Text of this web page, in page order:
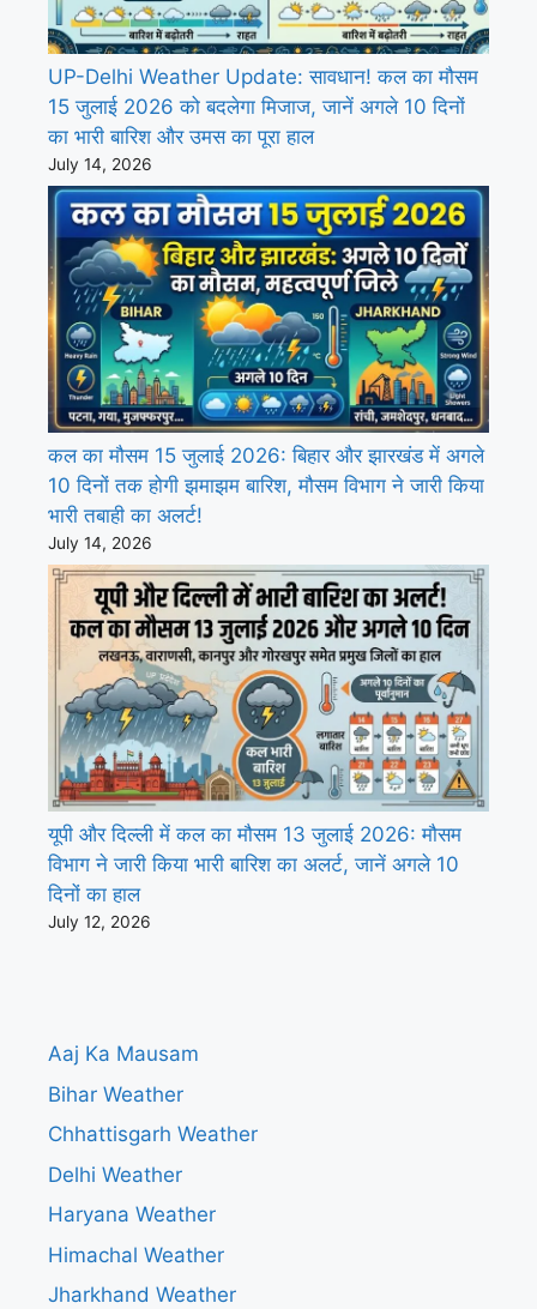
UP-Delhi Weather Update: सावधान! कल का मौसम
15 जुलाई 2026 को बदलेगा मिजाज, जानें अगले 10 दिनों
का भारी बारिश और उमस का पूरा हाल
July 14, 2026
कल का मौसम 15 जुलाई 2026: बिहार और झारखंड में अगले
10 दिनों तक होगी झमाझम बारिश, मौसम विभाग ने जारी किया
भारी तबाही का अलर्ट!
July 14, 2026
यूपी और दिल्ली में कल का मौसम 13 जुलाई 2026: मौसम
विभाग ने जारी किया भारी बारिश का अलर्ट, जानें अगले 10
दिनों का हाल
July 12, 2026
Aaj Ka Mausam
Bihar Weather
Chhattisgarh Weather
Delhi Weather
Haryana Weather
Himachal Weather
Jharkhand Weather